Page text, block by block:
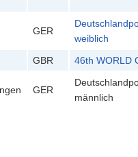
GER
weiblich
GBR 46th WORLD
GER
männlich